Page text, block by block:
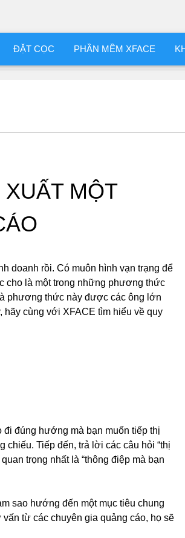
ĐẶT CỌC PHẦN MỀM XFACE
MỘT
doanh rồi. Có muôn hình vạn trạng để
cho là một trong những phương thức
phương thức này được các ông lớn
hãy cùng với XFACE tìm hiểu về quy
đúng hướng mà bạn muốn tiếp thị
Tiếp đến, trả lời các câu hỏi “thị
trọng nhất là “thông điệp mà bạn
sao hướng đến một mục tiêu chung
từ các chuyên gia quảng cáo, họ sẽ